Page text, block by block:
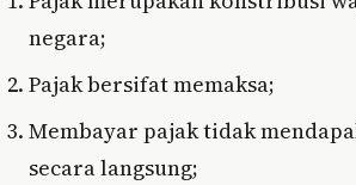
negara;
Pajak bersifat memaksa;
Membayar pajak tidak
secara langsung;